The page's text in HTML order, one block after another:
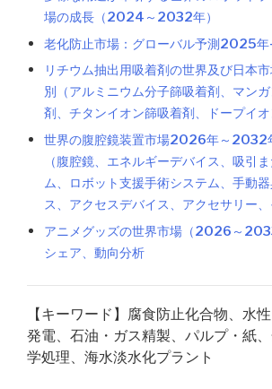
場の成長（2024～2032年）
老化防止市場：グローバル予測2025
リチウム抽出用吸着剤の世界及び日本
別（アルミニウム分子篩吸着剤、マン
剤、チタンイオン篩吸着剤、ドープイオ
世界の腹腔鏡装置市場2026年～2032
（腹腔鏡、エネルギーデバイス、吸引
ム、ロボット支援手術システム、手動
ス、アクセスデバイス、アクセサリー、
アニメグッズの世界市場（2026～
シェア、動向分析
【キーワード】腐食防止化合物、水
発電、石油・ガス精製、パルプ・紙
学処理、海水淡水化プラント